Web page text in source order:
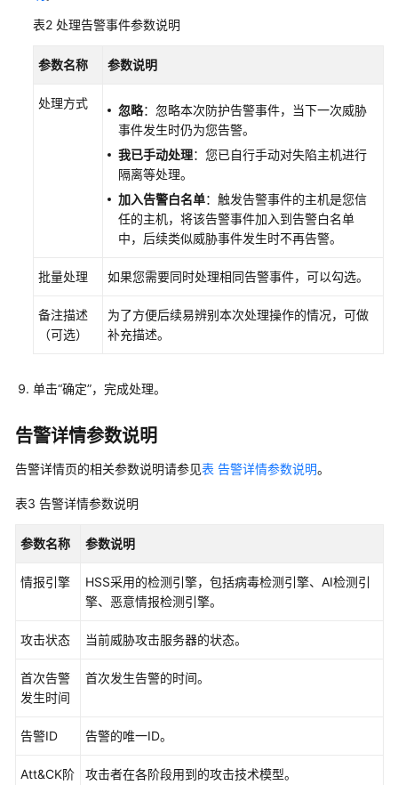
动
御
应
页
篡
改
索
毒
防
护
应
进
控
文
完
整
表2 处理告警事件参数说明
参数名称 参数说明
处理方式 忽略：忽略本次防护告警事件，当下一次威胁
事件发生时仍为您告警。
我已手动处理：您已自行手动对失陷主机进行
隔离等处理。
加入告警白名单：触发告警事件的主机是您信
任的主机，将该告警事件加入到告警白名单
中，后续类似威胁事件发生时不再告警。
批量处理 如果您需要同时处理相同告警事件，可以勾选。
备注描述
（可选）
为了方便后续易辨别本次处理操作的情况，可做
补充描述。
单击“确定”，完成处理。
告警详情参数说明
告警详情页的相关参数说明请参见表 告警详情参数说明。
表3 告警详情参数说明
参数名称 参数说明
情报引擎
HSS采用的检测引擎，包括病毒检测引擎、AI检测引
擎、恶意情报检测引擎。
攻击状态 当前威胁攻击服务器的状态。
首次告警
发生时间
首次发生告警的时间。
告警ID 告警的唯一ID。
Att&CK阶
攻击者在各阶段用到的攻击技术模型。